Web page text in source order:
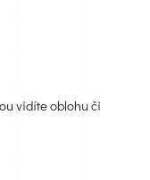
vidíte oblohu či